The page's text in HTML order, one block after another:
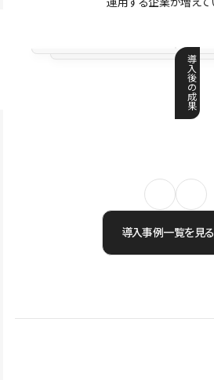
導
入
後
の
成
果
導入事例一覧を見る